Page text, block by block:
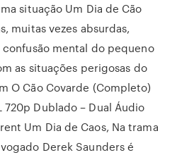
situação Um Dia de Cão
muitas vezes absurdas,
mental do pequeno
as situações perigosas do
O Cão Covarde (Completo)
720p Dublado – Dual Áudio
Um Dia de Caos, Na trama
Derek Saunders é